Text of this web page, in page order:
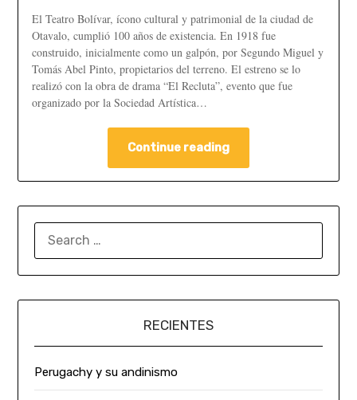
El Teatro Bolívar, ícono cultural y patrimonial de la ciudad de
Otavalo, cumplió 100 años de existencia. En 1918 fue
construido, inicialmente como un galpón, por Segundo Miguel y
Tomás Abel Pinto, propietarios del terreno. El estreno se lo
realizó con la obra de drama “El Recluta”, evento que fue
organizado por la Sociedad Artística…
Continue reading
RECIENTES
Perugachy y su andinismo